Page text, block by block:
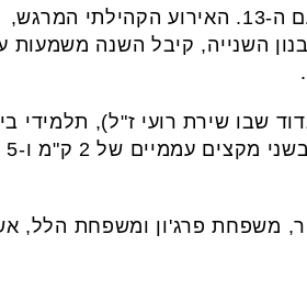
ציין ביום שישי האחרון את "מרוץ רועי" בפעם ה-13. האירוע הקהילתי המרגש,
השנייה, קיבל השנה משמעות
שבו שירת רועי ז"ל), תלמידי
הספר,
משפחת פרג'ון ומשפחת הלל,